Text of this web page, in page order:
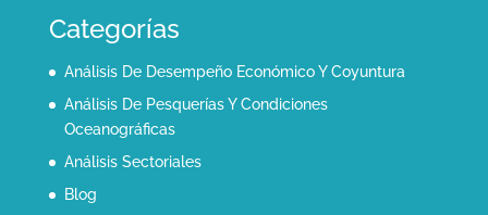
Categorías
Análisis De Desempeño Económico Y Coyuntura
Análisis De Pesquerías Y Condiciones
Oceanográficas
Análisis Sectoriales
Blog